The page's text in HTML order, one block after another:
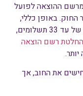
ההוצאה לפועל
באופן כללי,
החוק מתיר לרשם ההוצאה לפועל פריסה של עד 33 תשלומים,
החלטת רשם הוצאה
את החוב, אך